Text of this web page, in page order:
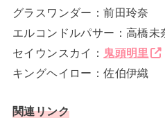
グラスワンダー：前田玲奈
エルコンドルパサー：高橋未
セイウンスカイ： 鬼頭明里
キングヘイロー：佐伯伊織
関連リンク